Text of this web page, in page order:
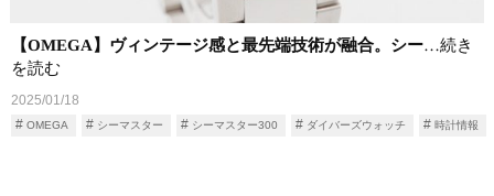
【OMEGA】ヴィンテージ感と最先端技術が融合。シー…続き
を読む
2025/01/18
OMEGA シーマスター シーマスター300 ダイバーズウォッチ 時計情報